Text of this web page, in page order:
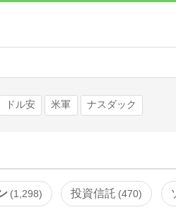
ドル安 米軍 ナスダック
1,298 投資信託 470